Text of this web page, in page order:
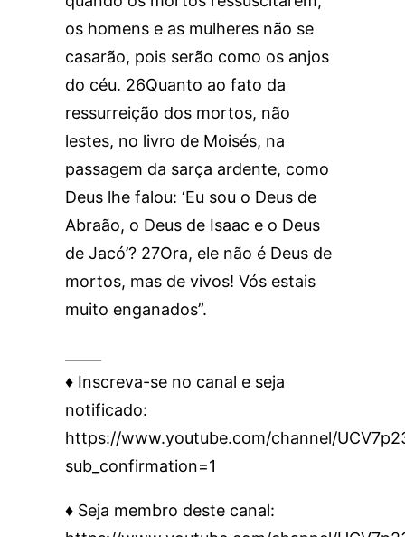
os homens e as mulheres não se
casarão, pois serão como os anjos
do céu. 26Quanto ao fato da
ressurreição dos mortos, não
lestes, no livro de Moisés, na
passagem da sarça ardente, como
Deus lhe falou: ‘Eu sou o Deus de
Abraão, o Deus de Isaac e o Deus
de Jacó’? 27Ora, ele não é Deus de
mortos, mas de vivos! Vós estais
muito enganados”.
♦️ Inscreva-se no canal e seja
notificado:
https://www.youtube.com/channel/
sub_confirmation=1
♦️ Seja membro deste canal: